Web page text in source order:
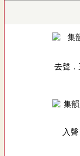
去聲
入